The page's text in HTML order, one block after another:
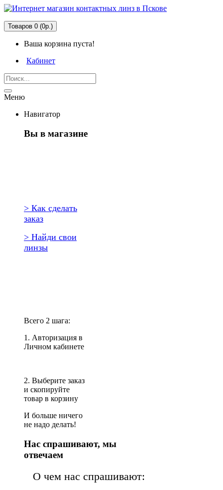
Товаров 0 (0р.)
Ваша корзина пуста!
Кабинет
Меню
Навигатор
Вы в магазине
> Как сделать
заказ
> Найди свои
линзы
Всего 2 шага:
1. Авторизация в
Личном кабинете
2. Выберите заказ
и скопируйте
товар в корзину
И больше ничего
не надо делать!
Нас спрашивают, мы
отвечаем
О чем нас спрашивают: